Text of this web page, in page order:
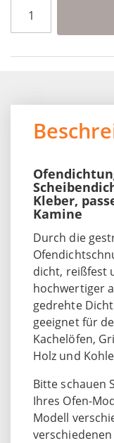
Kleber,
Kamine
Durch die
dicht, reißfest
hochwertiger
gedrehte
geeignet für
Kachelöfen,
Holz und
Bitte schauen
Ihres Ofen-
Modell